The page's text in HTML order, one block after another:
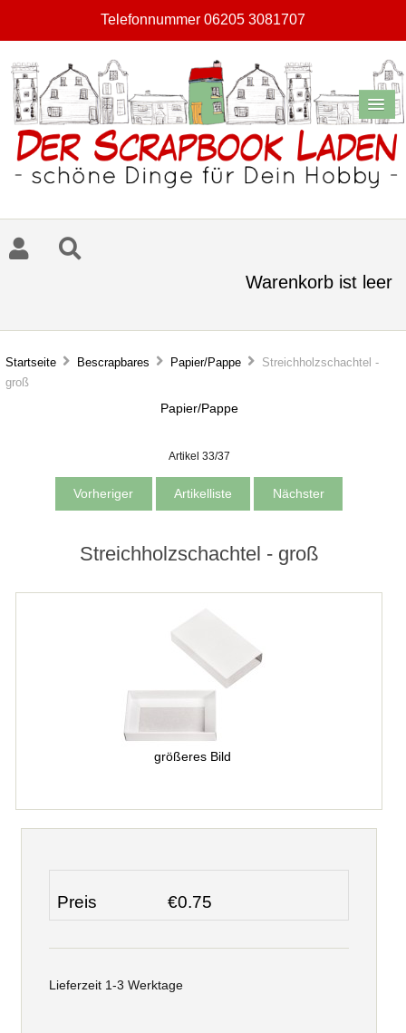
Telefonnummer 06205 3081707
Warenkorb ist leer
Startseite Bescrapbares Papier/Pappe
Streichholzschachtel -
groß
Papier/Pappe
Artikel 33/37
Vorheriger Artikelliste Nächster
Streichholzschachtel - groß
größeres Bild
Preis €0.75
Lieferzeit 1-3 Werktage